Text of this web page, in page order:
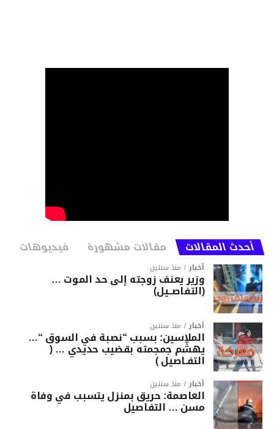
أحدث المقالات مقالات مشهورة فيديوهات
أخبار منذ سنتين
وزير يعنف زوجته إلى حد الموت …
(التفاصــيل)
أخبار منذ سنتين
الملاسين: بسبب “نصبة في السوق “…
يهشّم جمجمته بقضيب حديدي … (
التفـاصيل )
أخبار منذ سنتين
العاصمة: حريق بمنزل يتسبب في وفاة
مسن … التفاصيل